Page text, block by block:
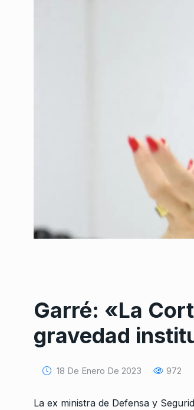
Garré: «La
gravedad
18 De Enero De 2023 972
La ex ministra de Defensa y
1